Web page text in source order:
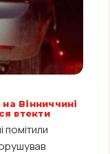
Вінниччині
втекти
помітили